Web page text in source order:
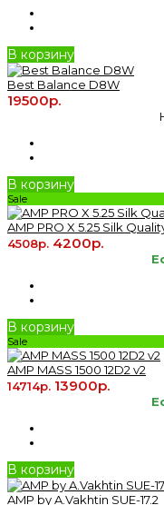
В корзину
Best Balance D8W
19500р.
В корзину
Sale
AMP PRO X 5.25 Silk
4508р. 4200р.
В корзину
Sale
AMP MASS 1500 12D2 v2
14714р. 13900р.
В корзину
AMP by A.Vakhtin SUE-17.2